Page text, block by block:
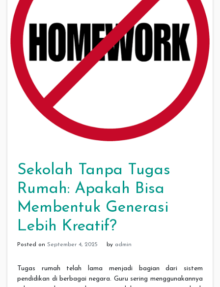
Sekolah Tanpa Tugas
Rumah: Apakah Bisa
Membentuk Generasi
Lebih Kreatif?
Posted on September 4, 2025 by admin
Tugas rumah telah lama menjadi bagian dari sistem
pendidikan di berbagai negara. Guru sering menggunakannya